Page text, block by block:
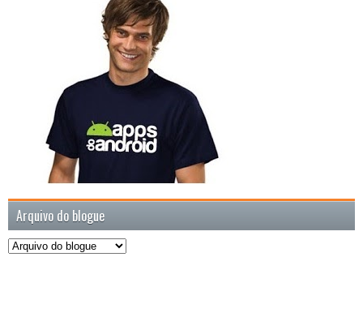
Arquivo do blogue